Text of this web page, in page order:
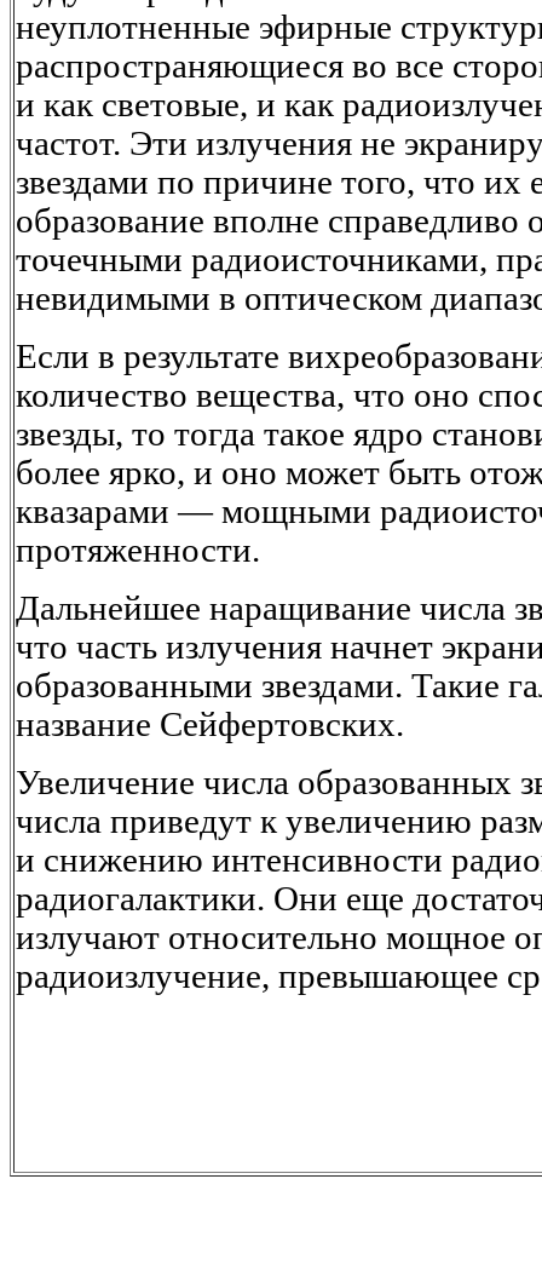
неуплотненные эфирные
распространяющиеся во все
и как световые, и как
частот. Эти излучения не
звездами по причине того, что их
образование вполне справедливо
точечными радиоисточниками,
невидимыми в оптическом
Если в результате
количество вещества, что оно
звезды, то тогда такое ядро
более ярко, и оно может быть
квазарами — мощными
протяженности.
Дальнейшее наращивание числа
что часть излучения начнет
образованными звездами. Такие
название Сейфертовских.
Увеличение числа образованных
числа приведут к увеличению
и снижению интенсивности
радиогалактики. Они еще
излучают относительно мощное
радиоизлучение, превышающее